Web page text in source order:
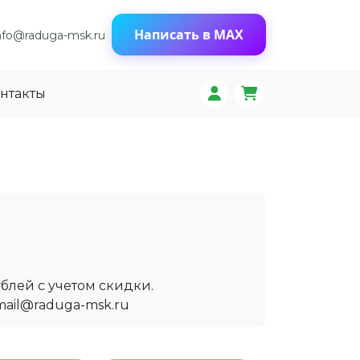
msk.ru Написать в MAX
с учетом скидки.
msk.ru